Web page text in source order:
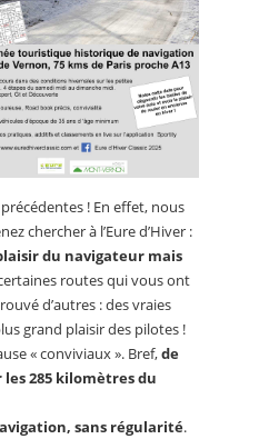
! En effet, nous
chercher à l’Eure d’Hiver :
du navigateur mais
routes qui vous ont
d’autres : des vraies
grand plaisir des pilotes !
« conviviaux ». Bref,de
285 kilomètres du
sans régularité.